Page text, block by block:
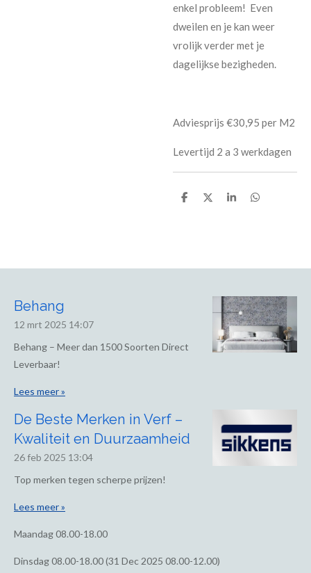
enkel probleem! Even
dweilen en je kan weer
vrolijk verder met je
dagelijkse bezigheden.
Adviesprijs €30,95 per M2
Levertijd 2 a 3 werkdagen
D
D
S
D
Behang
12 mrt 2025 14:07
Behang – Meer dan 1500 Soorten Direct
Leverbaar!
Lees meer »
De Beste Merken in Verf –
Kwaliteit en Duurzaamheid
26 feb 2025 13:04
Top merken tegen scherpe prijzen!
Lees meer »
Maandag08.00-18.00
Dinsdag08.00-18.00 (31 Dec 2025 08.00-12.00)